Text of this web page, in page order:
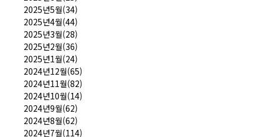
2025년5월(34)
2025년4월(44)
2025년3월(28)
2025년2월(36)
2025년1월(24)
2024년12월(65)
2024년11월(82)
2024년10월(14)
2024년9월(62)
2024년8월(62)
2024년7월(114)